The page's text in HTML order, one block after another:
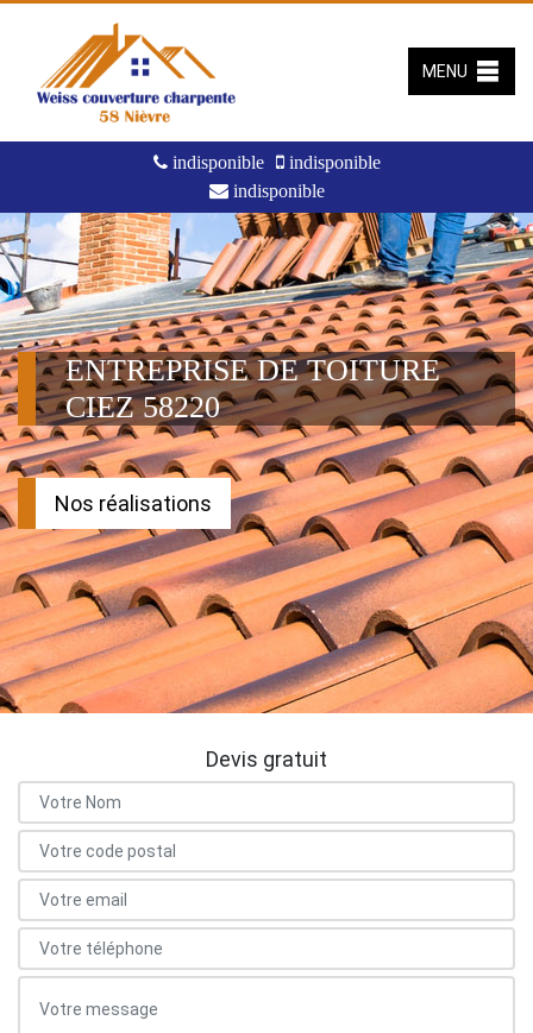
indisponible
indisponible
indisponible
MENU
ENTREPRISE DE TOITURE
CIEZ 58220
Nos réalisations
Devis gratuit